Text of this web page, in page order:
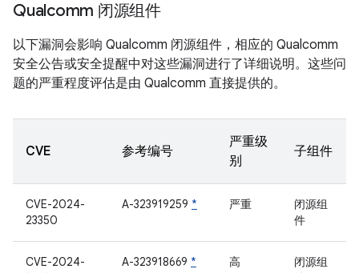
Qualcomm 闭源组件
以下漏洞会影响 Qualcomm 闭源组件，相应的 Qualcomm
安全公告或安全提醒中对这些漏洞进行了详细说明。这些问
题的严重程度评估是由 Qualcomm 直接提供的。
CVE 参考编号
严重级
别
子组件
CVE-2024-
23350
A-323919259 * 严重
闭源组
件
CVE-2024-
A-323918669 * 高
闭源组